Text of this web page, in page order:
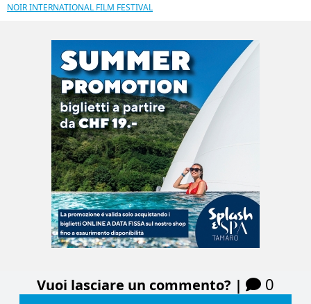
NOIR INTERNATIONAL FILM FESTIVAL
Vuoi lasciare un commento? | 0